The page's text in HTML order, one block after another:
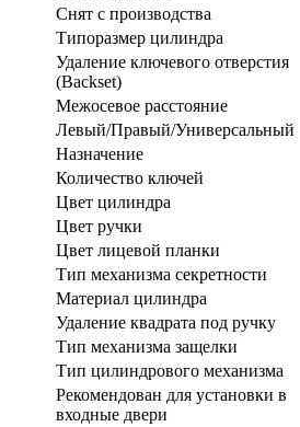
Cнят с производства
Типоразмер цилиндра
Удаление ключевого отверстия
(Backset)
Межосевое расстояние
Левый/Правый/Универсальный
Назначение
Количество ключей
Цвет цилиндра
Цвет ручки
Цвет лицевой планки
Тип механизма секретности
Материал цилиндра
Удаление квадрата под ручку
Тип механизма защелки
Тип цилиндрового механизма
Рекомендован для установки в
входные двери